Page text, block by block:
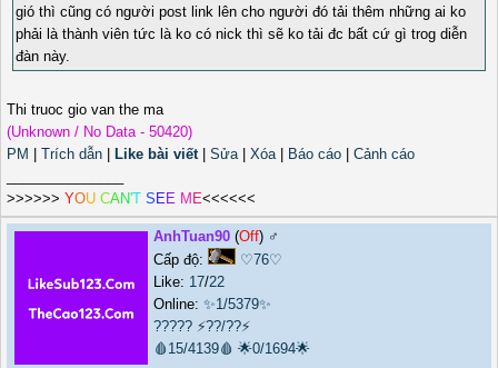
gió thì cũng có người post link lên cho người đó tải thêm những ai ko
phải là thành viên tức là ko có nick thì sẽ ko tải đc bất cứ gì trog diễn
đàn này.
Thi truoc gio van the ma
(Unknown / No Data - 50420)
PM
Trích dẫn Like bài viết| Sửa| Xóa| Báo cáo
Cảnh cáo
>>>>>> YOU CAN'T S EE M E<<<<<<
AnhTuan90 (Off) ♂️
Cấp độ:
♡76♡
Like: 17/22
Online: ✨1/5379✨
????? ⚡??/??⚡
🩸15/4139🩸 🌟0/1694🌟